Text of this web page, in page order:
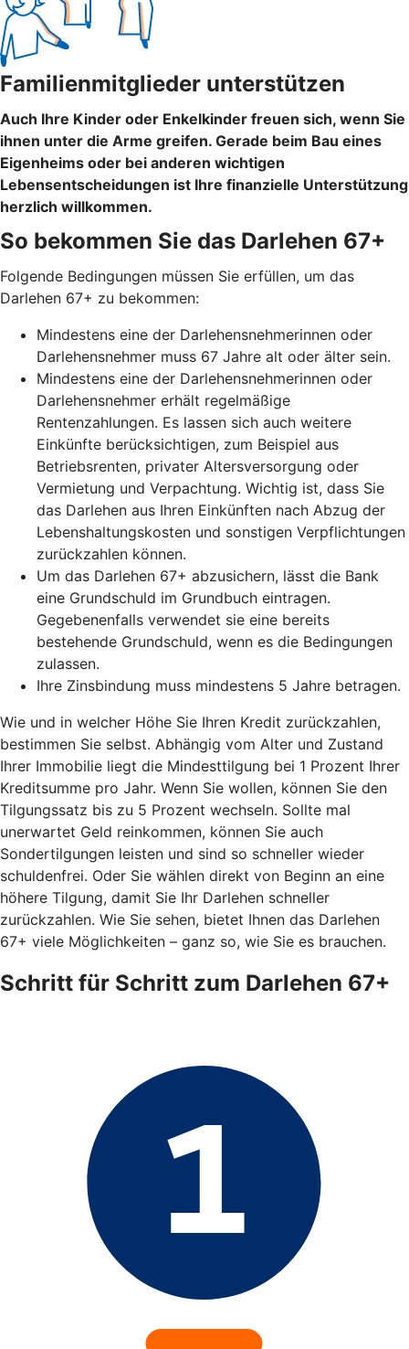
Familienmitglieder unterstützen
Auch Ihre Kinder oder Enkelkinder freuen sich, wenn Sie
ihnen unter die Arme greifen. Gerade beim Bau eines
Eigenheims oder bei anderen wichtigen
Lebensentscheidungen ist Ihre finanzielle Unterstützung
herzlich willkommen.
So bekommen Sie das Darlehen 67+
Folgende Bedingungen müssen Sie erfüllen, um das
Darlehen 67+ zu bekommen:
Mindestens eine der Darlehensnehmerinnen oder
Darlehensnehmer muss 67 Jahre alt oder älter sein.
Mindestens eine der Darlehensnehmerinnen oder
Darlehensnehmer erhält regelmäßige
Rentenzahlungen. Es lassen sich auch weitere
Einkünfte berücksichtigen, zum Beispiel aus
Betriebsrenten, privater Altersversorgung oder
Vermietung und Verpachtung. Wichtig ist, dass Sie
das Darlehen aus Ihren Einkünften nach Abzug der
Lebenshaltungskosten und sonstigen Verpflichtungen
zurückzahlen können.
Um das Darlehen 67+ abzusichern, lässt die Bank
eine Grundschuld im Grundbuch eintragen.
Gegebenenfalls verwendet sie eine bereits
bestehende Grundschuld, wenn es die Bedingungen
zulassen.
Ihre Zinsbindung muss mindestens 5 Jahre betragen.
Wie und in welcher Höhe Sie Ihren Kredit zurückzahlen,
bestimmen Sie selbst. Abhängig vom Alter und Zustand
Ihrer Immobilie liegt die Mindesttilgung bei 1 Prozent Ihrer
Kreditsumme pro Jahr. Wenn Sie wollen, können Sie den
Tilgungssatz bis zu 5 Prozent wechseln. Sollte mal
unerwartet Geld reinkommen, können Sie auch
Sondertilgungen leisten und sind so schneller wieder
schuldenfrei. Oder Sie wählen direkt von Beginn an eine
höhere Tilgung, damit Sie Ihr Darlehen schneller
zurückzahlen. Wie Sie sehen, bietet Ihnen das Darlehen
67+ viele Möglichkeiten – ganz so, wie Sie es brauchen.
Schritt für Schritt zum Darlehen 67+